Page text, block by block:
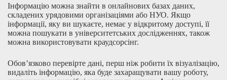
Інформацію можна знайти в онлайнових базах даних,
складених урядовими організаціями або НУО. Якщо
інформації, яку ви шукаєте, немає у відкритому доступі, її
можна пошукати в університетських дослідженнях, також
можна використовувати краудсорсінг.
Обов’язково перевірте дані, перш ніж робити їх візуалізацію,
видаліть інформацію, яка буде захаращувати вашу роботу,